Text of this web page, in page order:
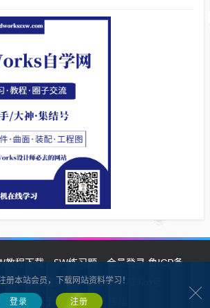
教程下载 SW练习题 会员登录鲁ICP备
号-1鲁公网安备 37132902372928号
自学网 基于 Z-BlogPHP
册本站会员，下载网站资料学习！
登录 注册